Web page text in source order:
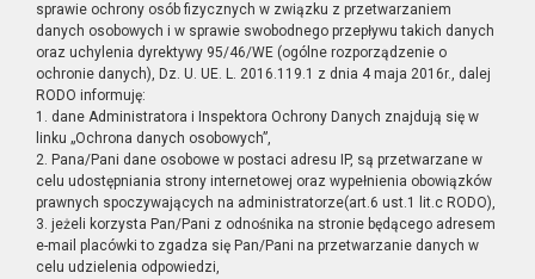
sprawie ochrony osób fizycznych w związku z przetwarzaniem
danych osobowych i w sprawie swobodnego przepływu takich danych
oraz uchylenia dyrektywy 95/46/WE (ogólne rozporządzenie o
ochronie danych), Dz. U. UE. L. 2016.119.1 z dnia 4 maja 2016r., dalej
RODO informuję:
1. dane Administratora i Inspektora Ochrony Danych znajdują się w
linku „Ochrona danych osobowych”,
2. Pana/Pani dane osobowe w postaci adresu IP, są przetwarzane w
celu udostępniania strony internetowej oraz wypełnienia obowiązków
prawnych spoczywających na administratorze(art.6 ust.1 lit.c RODO),
3. jeżeli korzysta Pan/Pani z odnośnika na stronie będącego adresem
e-mail placówki to zgadza się Pan/Pani na przetwarzanie danych w
celu udzielenia odpowiedzi,